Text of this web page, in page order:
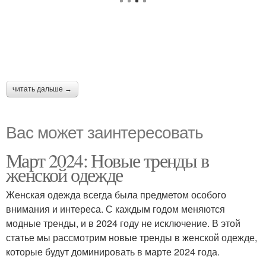
читать дальше →
Вас может заинтересовать
Март 2024: Новые тренды в
женской одежде
Женская одежда всегда была предметом особого
внимания и интереса. С каждым годом меняются
модные тренды, и в 2024 году не исключение. В этой
статье мы рассмотрим новые тренды в женской одежде,
которые будут доминировать в марте 2024 года.